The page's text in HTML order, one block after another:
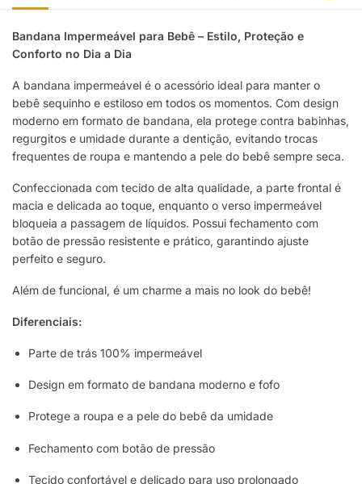
Bandana Impermeável para Bebê – Estilo, Proteção e
Conforto no Dia a Dia
A bandana impermeável é o acessório ideal para manter o
bebê sequinho e estiloso em todos os momentos. Com design
moderno em formato de bandana, ela protege contra babinhas,
regurgitos e umidade durante a dentição, evitando trocas
frequentes de roupa e mantendo a pele do bebê sempre seca.
Confeccionada com tecido de alta qualidade, a parte frontal é
macia e delicada ao toque, enquanto o verso impermeável
bloqueia a passagem de líquidos. Possui fechamento com
botão de pressão resistente e prático, garantindo ajuste
perfeito e seguro.
Além de funcional, é um charme a mais no look do bebê!
Diferenciais:
Parte de trás 100% impermeável
Design em formato de bandana moderno e fofo
Protege a roupa e a pele do bebê da umidade
Fechamento com botão de pressão
Tecido confortável e delicado para uso prolongado